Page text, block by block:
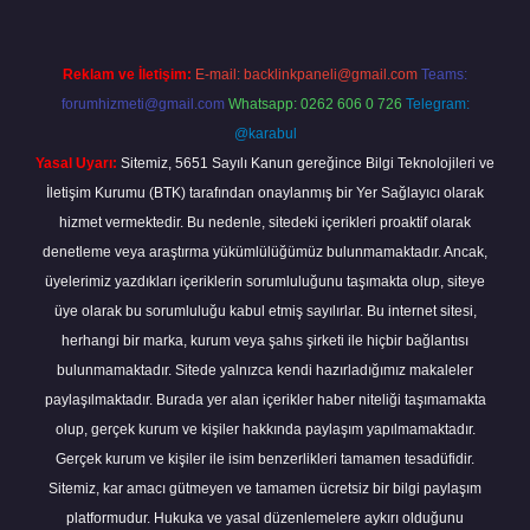
Reklam ve İletişim: E-mail: backlinkpaneli@gmail.com Teams:
forumhizmeti@gmail.com Whatsapp: 0262 606 0 726 Telegram:
@karabul
Yasal Uyarı: Sitemiz, 5651 Sayılı Kanun gereğince Bilgi Teknolojileri ve
İletişim Kurumu (BTK) tarafından onaylanmış bir Yer Sağlayıcı olarak
hizmet vermektedir. Bu nedenle, sitedeki içerikleri proaktif olarak
denetleme veya araştırma yükümlülüğümüz bulunmamaktadır. Ancak,
üyelerimiz yazdıkları içeriklerin sorumluluğunu taşımakta olup, siteye
üye olarak bu sorumluluğu kabul etmiş sayılırlar. Bu internet sitesi,
herhangi bir marka, kurum veya şahıs şirketi ile hiçbir bağlantısı
bulunmamaktadır. Sitede yalnızca kendi hazırladığımız makaleler
paylaşılmaktadır. Burada yer alan içerikler haber niteliği taşımamakta
olup, gerçek kurum ve kişiler hakkında paylaşım yapılmamaktadır.
Gerçek kurum ve kişiler ile isim benzerlikleri tamamen tesadüfidir.
Sitemiz, kar amacı gütmeyen ve tamamen ücretsiz bir bilgi paylaşım
platformudur. Hukuka ve yasal düzenlemelere aykırı olduğunu